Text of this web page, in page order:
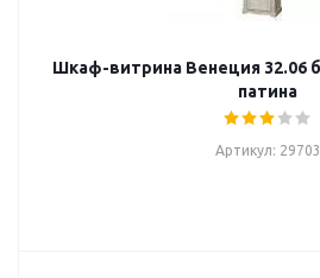
Шкаф-витрина Венеция 32.06
патина
Артикул: 29703